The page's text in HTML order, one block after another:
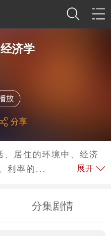
济学
分享
、居住的环境中、经济
利率的...
展开
分集剧情